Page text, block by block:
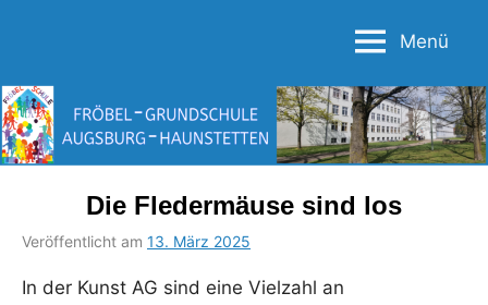
Grundschule
Augsburg-
Haunstetten
Menü
Die Fledermäuse sind los
Veröffentlicht am 13. März 2025
Schumacher
In der Kunst AG sind eine Vielzahl an